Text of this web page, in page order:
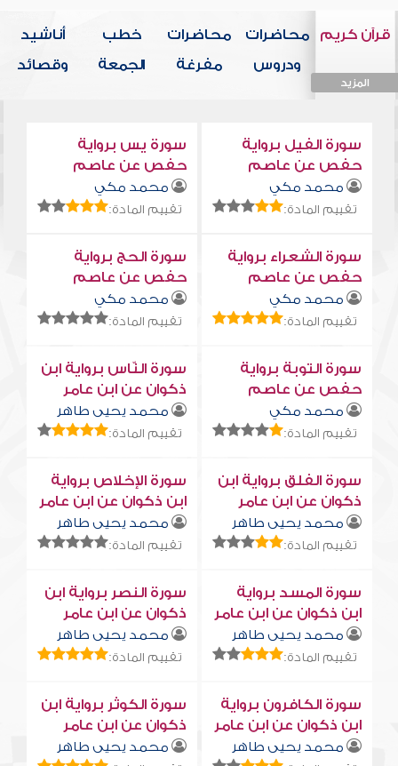
قرآن كريم
المزيد
محاضرات
ودروس
محاضرات
مفرغة
خطب
الجمعة
أناشيد
وقصائد
سورة الفيل برواية
حفص عن عاصم
محمد مكي
تقييم المادة:
سورة يس برواية
حفص عن عاصم
محمد مكي
تقييم المادة:
سورة الشعراء برواية
حفص عن عاصم
محمد مكي
تقييم المادة:
سورة الحج برواية
حفص عن عاصم
محمد مكي
تقييم المادة:
سورة التوبة برواية
حفص عن عاصم
محمد مكي
تقييم المادة:
سورة النّاس برواية ابن
ذكوان عن ابن عامر
محمد يحيى طاهر
تقييم المادة:
سورة الفلق برواية ابن
ذكوان عن ابن عامر
محمد يحيى طاهر
تقييم المادة:
سورة الإخلاص برواية
ابن ذكوان عن ابن عامر
محمد يحيى طاهر
تقييم المادة:
سورة المسد برواية
ابن ذكوان عن ابن عامر
محمد يحيى طاهر
تقييم المادة:
سورة النصر برواية ابن
ذكوان عن ابن عامر
محمد يحيى طاهر
تقييم المادة:
سورة الكافرون برواية
ابن ذكوان عن ابن عامر
محمد يحيى طاهر
سورة الكوثر برواية ابن
ذكوان عن ابن عامر
محمد يحيى طاهر